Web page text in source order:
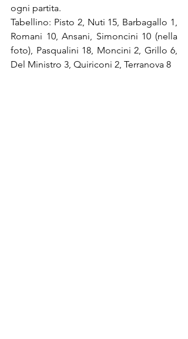
ogni partita.
Tabellino: Pisto 2, Nuti 15, Barbagallo 1,
Romani 10, Ansani, Simoncini 10 (nella
foto), Pasqualini 18, Moncini 2, Grillo 6,
Del Ministro 3, Quiriconi 2, Terranova 8